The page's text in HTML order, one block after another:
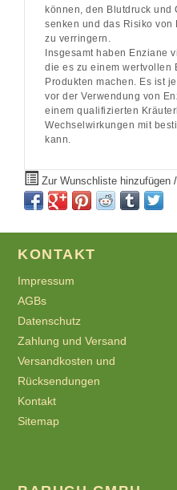
können, den Blutdruck und
senken und das Risiko von
zu verringern.
Insgesamt haben Enziane
die es zu einem wertvollen
Produkten machen. Es ist
vor der Verwendung von
einem qualifizierten
Wechselwirkungen mit
kann.
Zur Wunschliste hinzufügen /
KONTAKT
Impressum
AGBs
Datenschutz
Zahlung und Versand
Versandkosten und
Rücksendungen
Kontakt
Sitemap